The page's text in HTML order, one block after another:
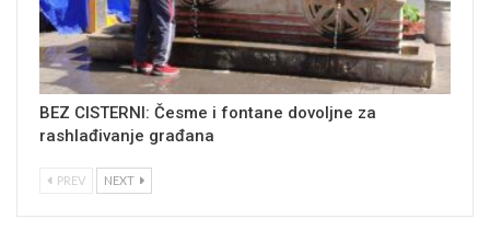
BEZ CISTERNI: Česme i fontane dovoljne za
rashlađivanje građana
PREV NEXT